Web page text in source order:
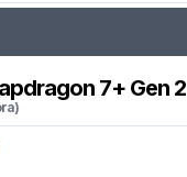
7+ Gen 2